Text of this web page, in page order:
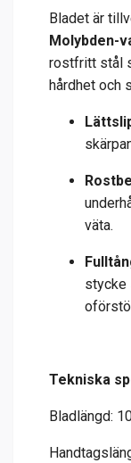
Bladet är
Molybden-
rostfritt stål
hårdhet och
väta.
stycke
Tekniska
Bladlängd: